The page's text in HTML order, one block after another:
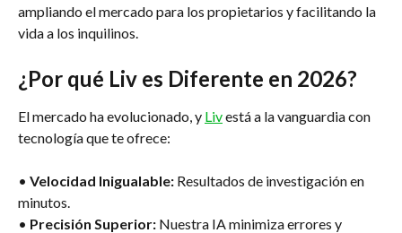
ampliando el mercado para los propietarios y facilitando la
vida a los inquilinos.
¿Por qué Liv es Diferente en 2026?
El mercado ha evolucionado, y Liv está a la vanguardia con
tecnología que te ofrece:
• Velocidad Inigualable: Resultados de investigación en
minutos.
• Precisión Superior: Nuestra IA minimiza errores y